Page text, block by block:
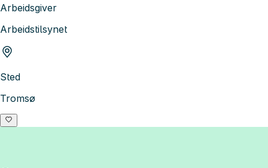
Arbeidsgiver
Arbeidstilsynet
Sted
Tromsø